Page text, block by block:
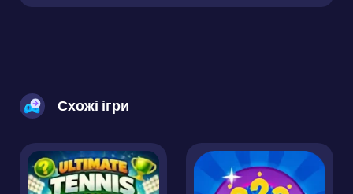
Схожі ігри